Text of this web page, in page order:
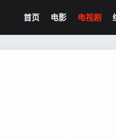
首页 电影 电视剧